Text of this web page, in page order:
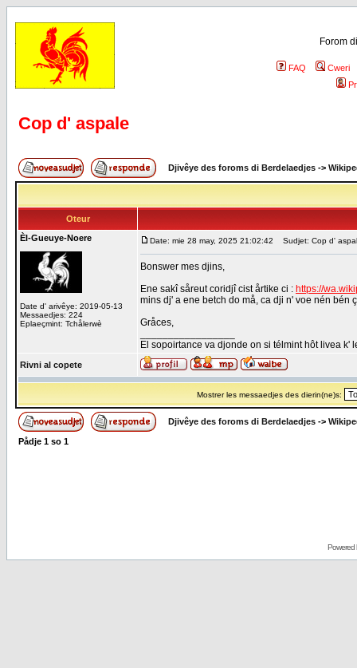
Forom
FAQ
Cweri
Cop d' aspale
Djivêye des foroms di Berdelaedjes ->
Oteur
Èl-Gueuye-Noere
Date d' arivêye: 2019-05-13
Messaedjes: 224
Eplaeçmint: Tchålerwè
Date: mie 28 may, 2025 21:02:42 Sudjet: Cop d'
Bonswer mes djins,
Ene sakî såreut coridjî cist årtike ci : https://
mins dj' a ene betch do må, ca dji n' voe nén bén
Gråces,
El sopoirtance va djonde on si télmint hôt livea
Rivni al copete
Mostrer les messaedjes des dierin(ne)s:
Djivêye des foroms di Berdelaedjes ->
Pådje 1 so 1
Powered